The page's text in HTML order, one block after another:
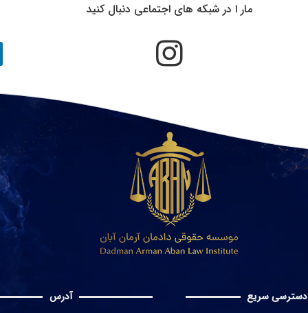
مار ا در شبکه های اجتماعی دنبال کنید
دسترسی سریع آدرس